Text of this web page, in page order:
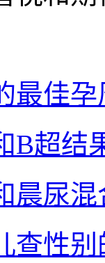
最佳孕
B超结
晨尿
查性